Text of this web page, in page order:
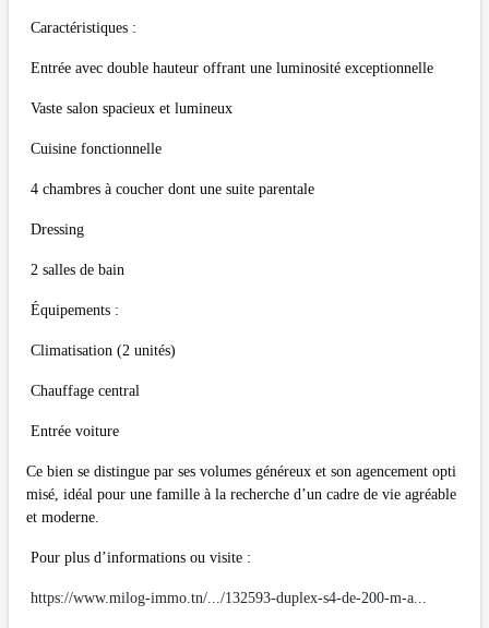
Caractéristiques :
Entrée avec double hauteur offrant une luminosité exceptionnelle
Vaste salon spacieux et lumineux
Cuisine fonctionnelle
4 chambres à coucher dont une suite parentale
Dressing
2 salles de bain
Équipements :
Climatisation (2 unités)
Chauffage central
Entrée voiture
Ce bien se distingue par ses volumes généreux et son agencement opti
misé, idéal pour une famille à la recherche d’un cadre de vie agréable
et moderne.
Pour plus d’informations ou visite :
https://www.milog-immo.tn/.../132593-duplex-s4-de-200-m-a...